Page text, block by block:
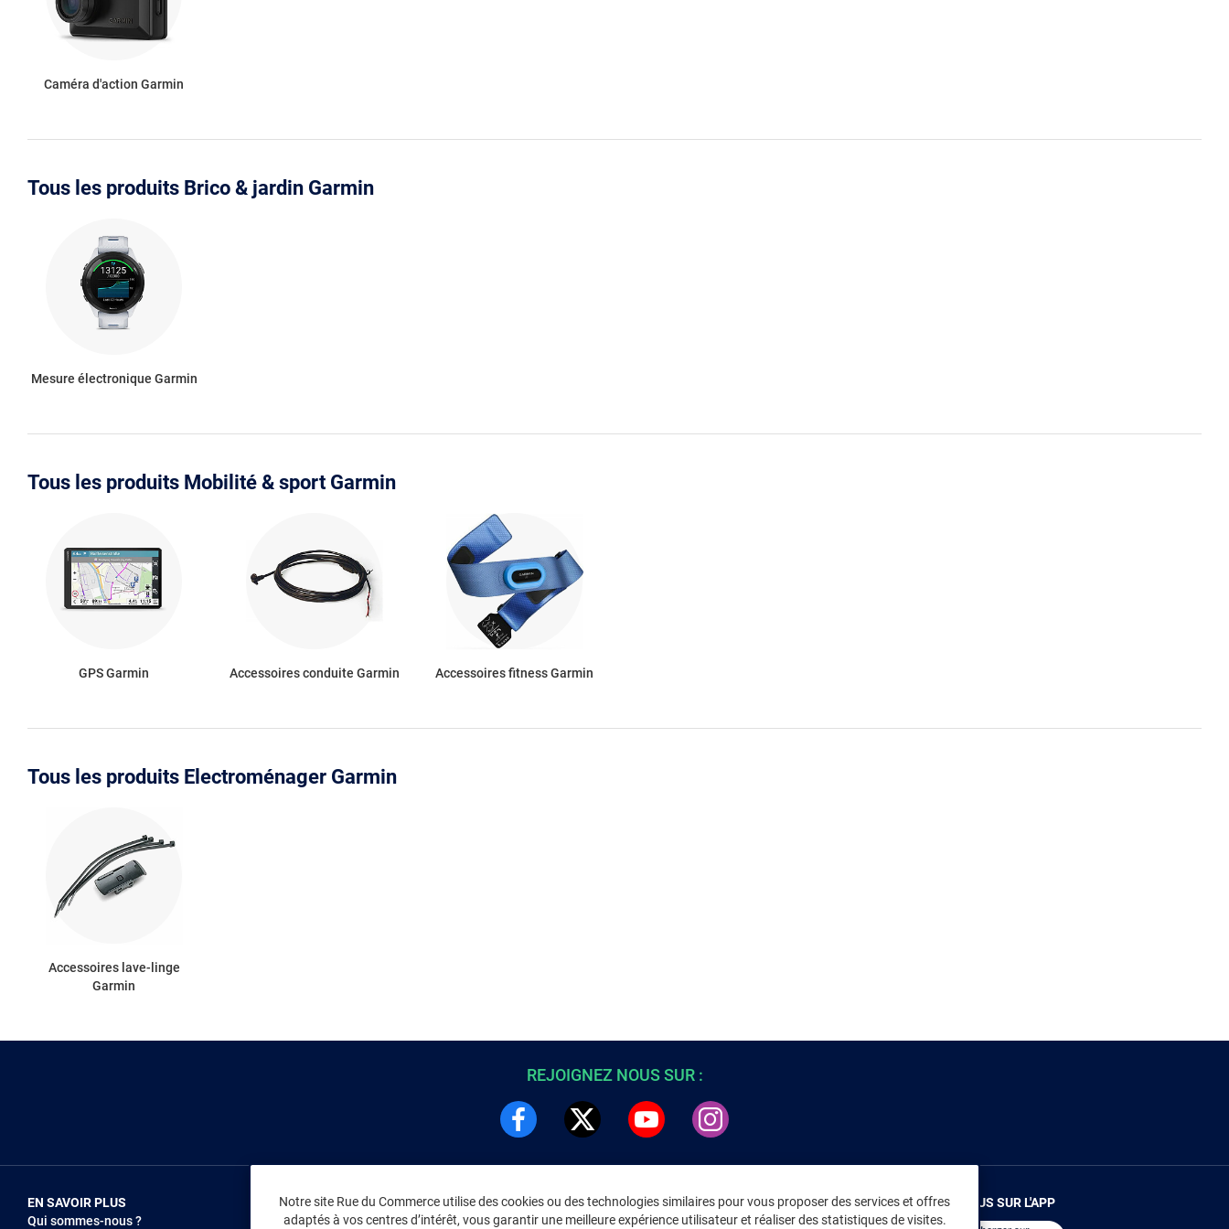
Caméra d'action Garmin
Tous les produits Brico & jardin Garmin
Mesure électronique Garmin
Tous les produits Mobilité & sport Garmin
GPS Garmin Accessoires conduite Garmin Accessoires fitness Garmin
Tous les produits Electroménager Garmin
Accessoires lave-linge
Garmin
REJOIGNEZ NOUS SUR :
EN SAVOIR PLUS
Qui sommes-nous ?
NOUS REJOINDRE
Vendez sur RDC
INFORMATIONS LÉGALES
Environnement
RENDEZ-VOUS SUR L'APP
Notre site Rue du Commerce utilise des cookies ou des technologies similaires pour vous proposer des services et offres
adaptés à vos centres d’intérêt, vous garantir une meilleure expérience utilisateur et réaliser des statistiques de visites.